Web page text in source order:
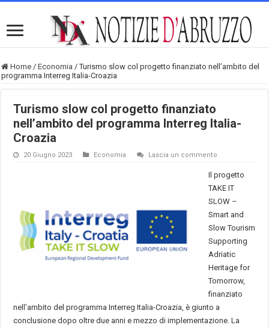
Home / Economia / Turismo slow col progetto finanziato nell’ambito del
programma Interreg Italia-Croazia
Turismo slow col progetto finanziato
nell’ambito del programma Interreg Italia-
Croazia
20 Giugno 2023 Economia Lascia un commento
Il progetto
TAKE IT
SLOW –
Smart and
Slow Tourism
Supporting
Adriatic
Heritage for
Tomorrow,
finanziato
nell’ambito del programma Interreg Italia-Croazia, è giunto a
conclusione dopo oltre due anni e mezzo di implementazione. La